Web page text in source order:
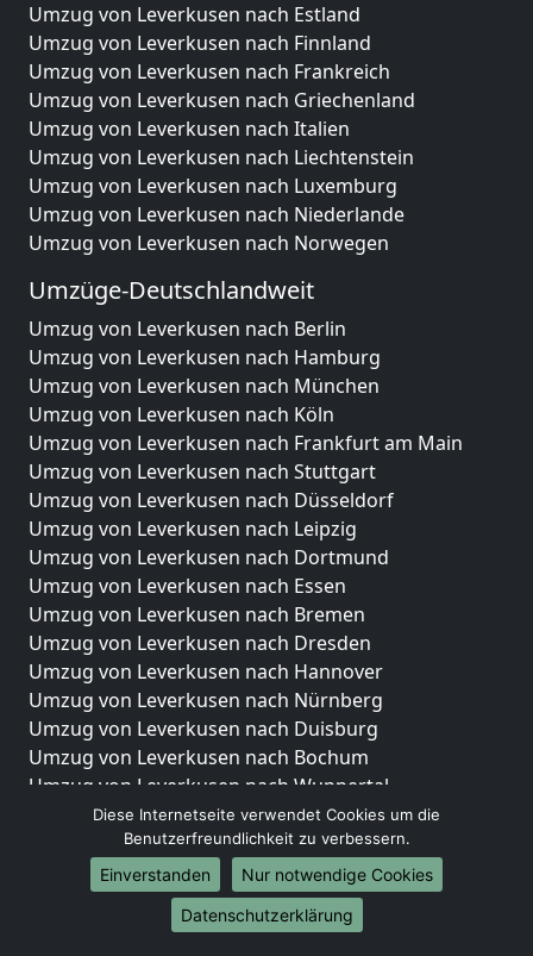
Umzug von Leverkusen nach Estland
Umzug von Leverkusen nach Finnland
Umzug von Leverkusen nach Frankreich
Umzug von Leverkusen nach Griechenland
Umzug von Leverkusen nach Italien
Umzug von Leverkusen nach Liechtenstein
Umzug von Leverkusen nach Luxemburg
Umzug von Leverkusen nach Niederlande
Umzug von Leverkusen nach Norwegen
Umzüge-Deutschlandweit
Umzug von Leverkusen nach Berlin
Umzug von Leverkusen nach Hamburg
Umzug von Leverkusen nach München
Umzug von Leverkusen nach Köln
Umzug von Leverkusen nach Frankfurt am Main
Umzug von Leverkusen nach Stuttgart
Umzug von Leverkusen nach Düsseldorf
Umzug von Leverkusen nach Leipzig
Umzug von Leverkusen nach Dortmund
Umzug von Leverkusen nach Essen
Umzug von Leverkusen nach Bremen
Umzug von Leverkusen nach Dresden
Umzug von Leverkusen nach Hannover
Umzug von Leverkusen nach Nürnberg
Umzug von Leverkusen nach Duisburg
Umzug von Leverkusen nach Bochum
Umzug von Leverkusen nach Wuppertal
Umzug von Leverkusen nach Bielefeld
Umzug von Leverkusen nach Bonn
Umzug von Leverkusen nach Münster
Internationale-Umzüge
Diese Internetseite verwendet Cookies um die
Benutzerfreundlichkeit zu verbessern.
Einverstanden
Nur notwendige Cookies
Datenschutzerklärung